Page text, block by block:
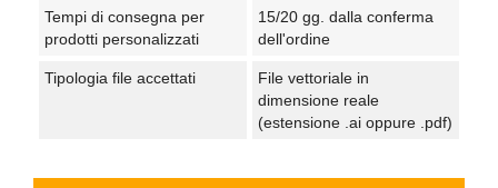
Tempi di consegna per
prodotti personalizzati
15/20 gg. dalla conferma
dell'ordine
Tipologia file accettati
File vettoriale in
dimensione reale
(estensione .ai oppure .pdf)